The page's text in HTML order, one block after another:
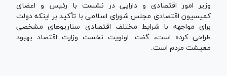
وزیر امور اقتصادی و دارایی در نشست با رئیس و اعضای
کمیسیون اقتصادی مجلس شورای اسلامی با تأکید بر اینکه دولت
برای مواجهه با شرایط مختلف اقتصادی سناریوهای مشخصی
طراحی کرده است، گفت: اولویت نخست وزارت اقتصاد بهبود
معیشت مردم است.